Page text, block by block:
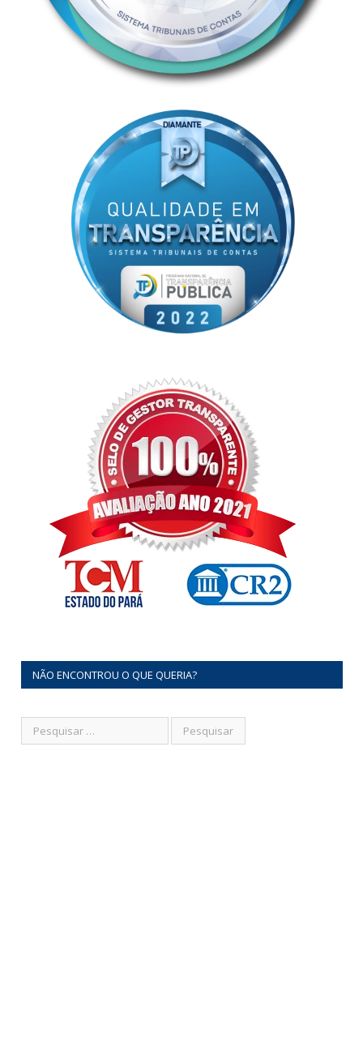
NÃO ENCONTROU O QUE QUERIA?